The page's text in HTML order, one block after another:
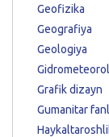
Geofizika
Geografiya
Geologiya
Grafik dizayn
Gumanitar